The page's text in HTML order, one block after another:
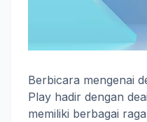
Berbicara mengenai
Play hadir dengan
memiliki berbagai